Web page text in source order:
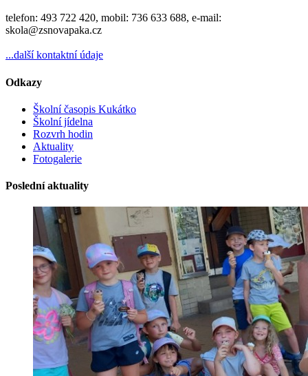
telefon: 493 722 420, mobil: 736 633 688, e-mail:
skola@zsnovapaka.cz
...další kontaktní údaje
Odkazy
Školní časopis Kukátko
Školní jídelna
Rozvrh hodin
Aktuality
Fotogalerie
Poslední aktuality